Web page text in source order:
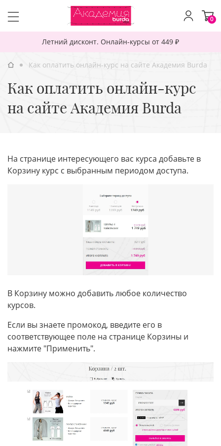
Летний дисконт. Онлайн-курсы от 449 ₽
0
Как оплатить онлайн-курс на сайте Академия Burda
Как оплатить онлайн-курс
на сайте Академия Burda
На странице интересующего вас курса добавьте в
Корзину курс с выбранным периодом доступа.
В Корзину можно добавить любое количество
курсов.
Если вы знаете промокод, введите его в
соответствующее поле на странице Корзины и
нажмите "Применить".